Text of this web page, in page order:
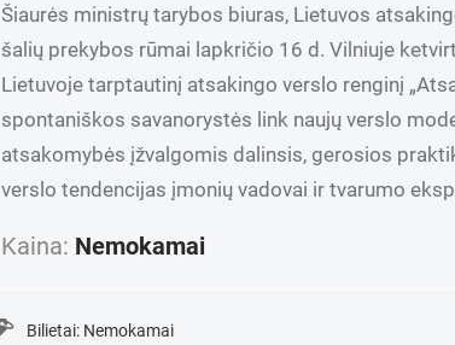
Šiaurės ministrų tarybos biuras, Lietuvos
šalių prekybos rūmai lapkričio 16 d. Vilniuje
Lietuvoje tarptautinį atsakingo verslo renginį
spontaniškos savanorystės link naujų verslo
atsakomybės įžvalgomis dalinsis, gerosios
verslo tendencijas įmonių vadovai ir tvarumo
Kaina: Nemokamai
Bilietai: Nemokamai